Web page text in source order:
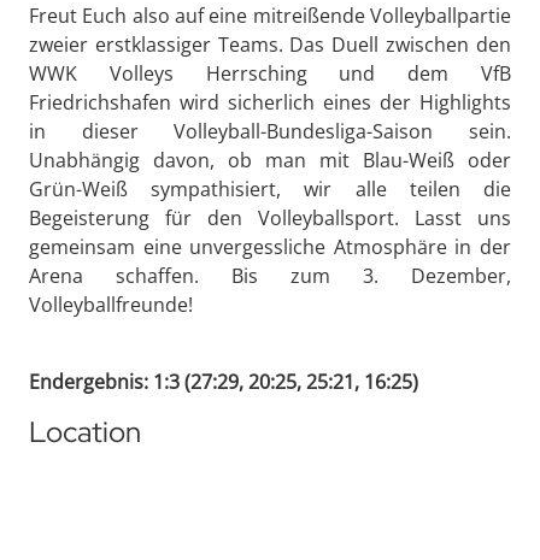
Freut Euch also auf eine mitreißende Volleyballpartie
zweier erstklassiger Teams. Das Duell zwischen den
WWK Volleys Herrsching und dem VfB
Friedrichshafen wird sicherlich eines der Highlights
in dieser Volleyball-Bundesliga-Saison sein.
Unabhängig davon, ob man mit Blau-Weiß oder
Grün-Weiß sympathisiert, wir alle teilen die
Begeisterung für den Volleyballsport. Lasst uns
gemeinsam eine unvergessliche Atmosphäre in der
Arena schaffen. Bis zum 3. Dezember,
Volleyballfreunde!
Endergebnis: 1:3 (27:29, 20:25, 25:21, 16:25)
Location